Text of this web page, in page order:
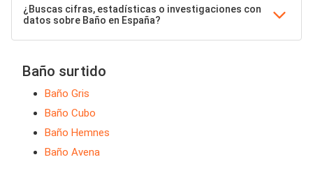
¿Buscas cifras, estadísticas o investigaciones con
datos sobre Baño en España?
Baño surtido
Baño Gris
Baño Cubo
Baño Hemnes
Baño Avena